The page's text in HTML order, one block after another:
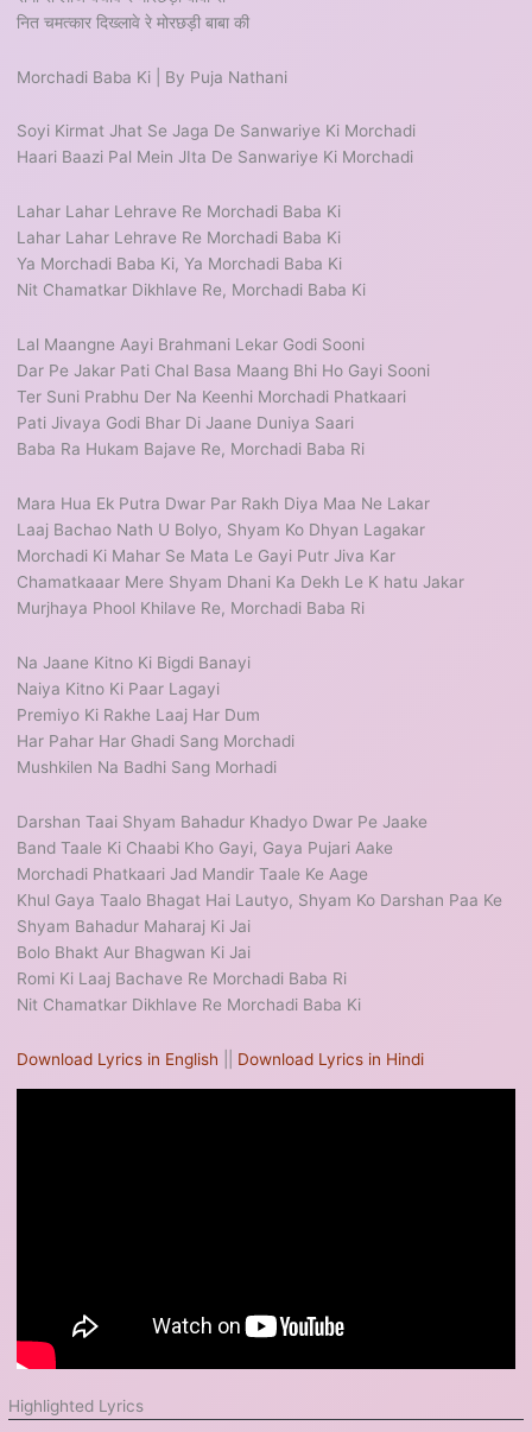
नित चमत्कार दिख्लावे रे मोरछड़ी बाबा की
Morchadi Baba Ki | By Puja Nathani
Soyi Kirmat Jhat Se Jaga De Sanwariye Ki Morchadi
Haari Baazi Pal Mein JIta De Sanwariye Ki Morchadi
Lahar Lahar Lehrave Re Morchadi Baba Ki
Lahar Lahar Lehrave Re Morchadi Baba Ki
Ya Morchadi Baba Ki, Ya Morchadi Baba Ki
Nit Chamatkar Dikhlave Re, Morchadi Baba Ki
Lal Maangne Aayi Brahmani Lekar Godi Sooni
Dar Pe Jakar Pati Chal Basa Maang Bhi Ho Gayi Sooni
Ter Suni Prabhu Der Na Keenhi Morchadi Phatkaari
Pati Jivaya Godi Bhar Di Jaane Duniya Saari
Baba Ra Hukam Bajave Re, Morchadi Baba Ri
Mara Hua Ek Putra Dwar Par Rakh Diya Maa Ne Lakar
Laaj Bachao Nath U Bolyo, Shyam Ko Dhyan Lagakar
Morchadi Ki Mahar Se Mata Le Gayi Putr Jiva Kar
Chamatkaaar Mere Shyam Dhani Ka Dekh Le K hatu Jakar
Murjhaya Phool Khilave Re, Morchadi Baba Ri
Na Jaane Kitno Ki Bigdi Banayi
Naiya Kitno Ki Paar Lagayi
Premiyo Ki Rakhe Laaj Har Dum
Har Pahar Har Ghadi Sang Morchadi
Mushkilen Na Badhi Sang Morhadi
Darshan Taai Shyam Bahadur Khadyo Dwar Pe Jaake
Band Taale Ki Chaabi Kho Gayi, Gaya Pujari Aake
Morchadi Phatkaari Jad Mandir Taale Ke Aage
Khul Gaya Taalo Bhagat Hai Lautyo, Shyam Ko Darshan Paa Ke
Shyam Bahadur Maharaj Ki Jai
Bolo Bhakt Aur Bhagwan Ki Jai
Romi Ki Laaj Bachave Re Morchadi Baba Ri
Nit Chamatkar Dikhlave Re Morchadi Baba Ki
Download Lyrics in English Download Lyrics in Hindi
Highlighted Lyrics